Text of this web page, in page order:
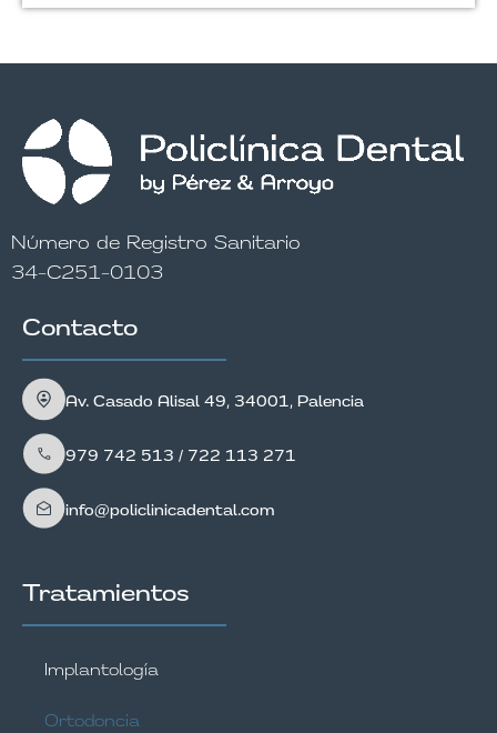
Número de Registro Sanitario
34-C251-0103
Contacto
Av. Casado Alisal 49, 34001, Palencia
979 742 513 / 722 113 271
info@policlinicadental.com
Tratamientos
Implantología
Ortodoncia